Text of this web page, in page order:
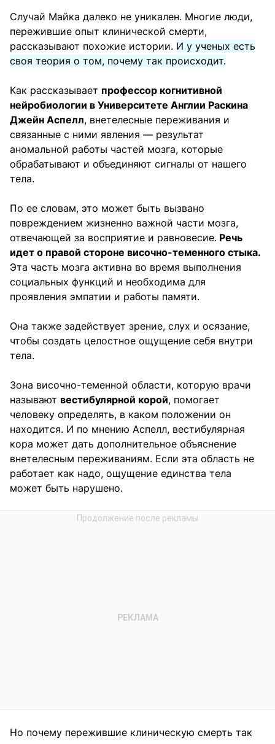
Случай Майка далеко не уникален. Многие люди,
пережившие опыт клинической смерти,
рассказывают похожие истории. И у ученых есть
своя теория о том, почему так происходит.
Как рассказывает профессор когнитивной
нейробиологии в Университете Англии Раскина
Джейн Аспелл, внетелесные переживания и
связанные с ними явления — результат
аномальной работы частей мозга, которые
обрабатывают и объединяют сигналы от нашего
тела.
По ее словам, это может быть вызвано
повреждением жизненно важной части мозга,
отвечающей за восприятие и равновесие. Речь
идет о правой стороне височно-теменного стыка.
Эта часть мозга активна во время выполнения
социальных функций и необходима для
проявления эмпатии и работы памяти.
Она также задействует зрение, слух и осязание,
чтобы создать целостное ощущение себя внутри
тела.
Зона височно-теменной области, которую врачи
называют вестибулярной корой, помогает
человеку определять, в каком положении он
находится. И по мнению Аспелл, вестибулярная
кора может дать дополнительное объяснение
внетелесным переживаниям. Если эта область не
работает как надо, ощущение единства тела
может быть нарушено.
Но почему пережившие клиническую смерть так